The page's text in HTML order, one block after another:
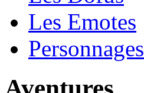
Les Emotes
Personnages